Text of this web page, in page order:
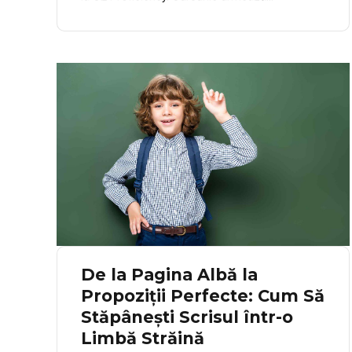
și activități practice. Programul combină lecțiile
interactive cu proiecte, experimente și jocuri
care dezvoltă comunicarea, gândirea critică și
încrederea în sine. Fiecare grupă lucrează cu
materiale Cambridge adaptate nivelului CEFR,
pregătindu‐se atât pentru examene, cât și
pentru utilizarea fluentă a limbii în viața de zi cu
De la Pagina Albă la
Propoziții Perfecte: Cum Să
Stăpânești Scrisul într-o
Limbă Străină